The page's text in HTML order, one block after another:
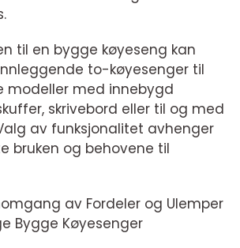
til en bygge køyeseng kan
to-køyesenger til
modeller med innebygd
skrivebord eller til og med
av funksjonalitet avhenger
bruken og behovene til
av Fordeler og Ulemper
Bygge Køyesenger